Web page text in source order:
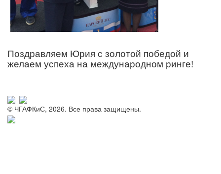
Поздравляем Юрия с золотой победой и
желаем успеха на международном ринге!
© ЧГАФКиС, 2026. Все права защищены.